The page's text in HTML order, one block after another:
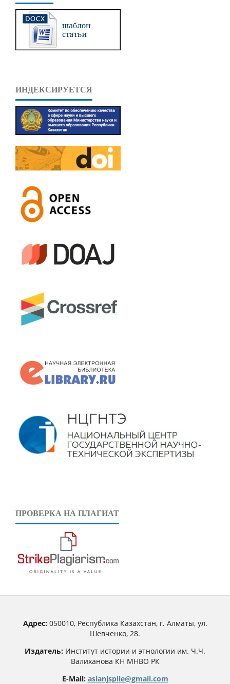
ИНДЕКСИРУЕТСЯ
ПРОВЕРКА НА ПЛАГИАТ
Адрес:050010, Республика Казахстан, г. Алматы, ул.
Шевченко, 28.
Издатель: Институт истории и этнологии им. Ч.Ч.
Валиханова КН МНВО РК
E-Mail: asianjspiie@gmail.com